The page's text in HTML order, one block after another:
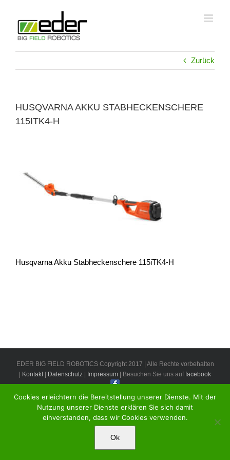
springen
Zurück
HUSQVARNA AKKU STABHECKENSCHERE
115ITK4-H
Husqvarna Akku Stabheckenschere 115iTK4-H
EDER BIG FIELD ROBOTICS Copyright 2017 | Alle Rechte vorbehalten
Kontakt| Datenschutz Impressum | Besuchen Sie uns auffacebook
Cookies erleichtern die Bereitstellung unserer Dienste. Mit der
Nutzung unserer Dienste erklären Sie sich damit
einverstanden, dass wir Cookies verwenden.
Ok